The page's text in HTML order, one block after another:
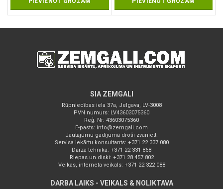
SIA ZEMGALI
Rūpniecības iela 37a, Jelgava, LV-3008
PVN numurs: LV43603075360
Reģ. Nr: 43603075360
E-pasts: info@zemgali.com
Jautājumu gadījumā droši zvaniet!:
Servisa iekārtu konsultants: +371 22 337 080
Dārza tehnika: +371 22 331 868
Riepas un diski: +371 28 457 802
Veikas, interneta veikals: +371 22 322 088
DARBA LAIKS - VEIKALS & NOLIKTAVA